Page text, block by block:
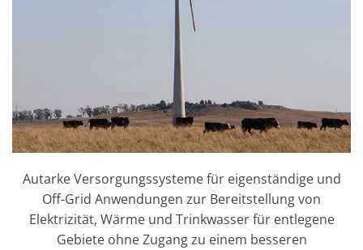
Autarke Versorgungssysteme für eigenständige und
Off-Grid Anwendungen zur Bereitstellung von
Elektrizität, Wärme und Trinkwasser für entlegene
Gebiete ohne Zugang zu einem besseren